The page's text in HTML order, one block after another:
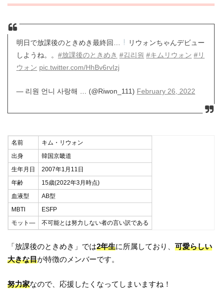
明日で放課後のときめき最終回…
リウォンちゃんデビュー
しようね。。 #放課後のときめき #김리원 #キムリウォン #リ
ウォン pic.twitter.com/HhBv6rvIzj
— 리원 언니 사랑해 … (@Riwon_111) February 26, 2022
名前
キム・リウォン
出身
韓国京畿道
生年月日
2007年1月11日
年齢
15歳(2022年3月時点)
血液型
AB型
MBTI
ESFP
モット―
不可能とは努力しない者の言い訳である
「放課後のときめき」では2年生に所属しており、可愛らしい
大きな目が特徴のメンバーです。
努力家なので、応援したくなってしまいますね！